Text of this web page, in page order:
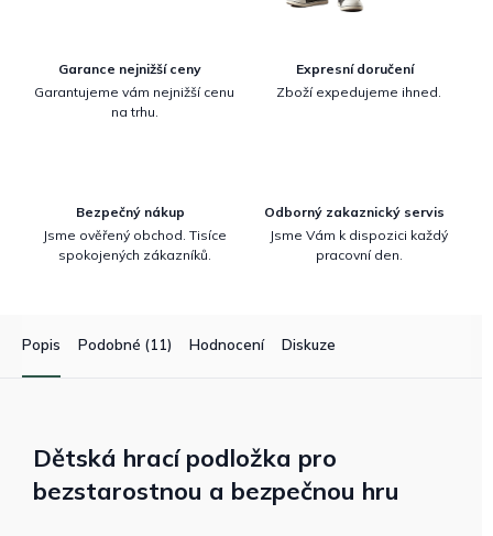
Garance nejnižší ceny
Garantujeme vám nejnižší cenu
na trhu.
Expresní doručení
Zboží expedujeme ihned.
Bezpečný nákup
Jsme ověřený obchod. Tisíce
spokojených zákazníků.
Odborný zakaznický servis
Jsme Vám k dispozici každý
pracovní den.
Popis Podobné (11) Hodnocení Diskuze
Dětská hrací podložka pro
bezstarostnou a bezpečnou hru